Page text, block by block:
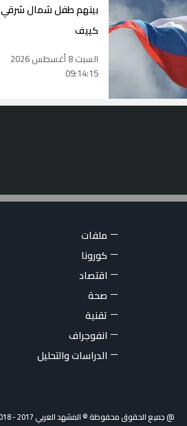
بينهم طفل شمال شرقي
كييف
السبت 8 أغسطس 2026
09:14:15
ملفات
كورونا
اقتصاد
صحة
تقنية
انفوجراف
الدراسات والتحليل
@ جميع الحقوق محفوظة © المشهد العربي 2017 - 2018